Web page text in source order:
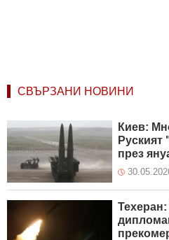
СВЪРЗАНИ НОВИНИ
Киев:
през